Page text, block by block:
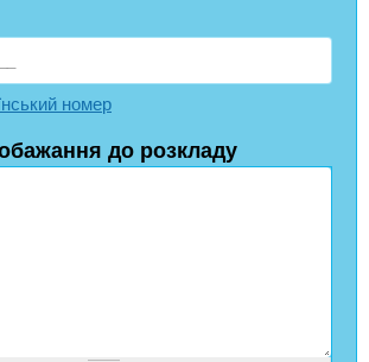
номер
до розкладу